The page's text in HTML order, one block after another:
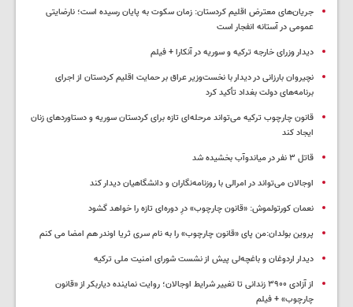
جریان‌های معترض اقلیم کردستان: زمان سکوت به پایان رسیده است؛ نارضایتی
عمومی در آستانه انفجار است
دیدار وزرای خارجه ترکیه و سوریه در آنکارا + فیلم
نچیروان بارزانی در دیدار با نخست‌وزیر عراق بر حمایت اقلیم کردستان از اجرای
برنامه‌های دولت بغداد تأکید کرد
قانون چارچوب ترکیه می‌تواند مرحله‌ای تازه برای کردستان سوریه و دستاوردهای زنان
ایجاد کند
قاتل ٣ نفر در میاندوآب بخشیده شد
اوجالان می‌تواند در امرالی با روزنامه‌نگاران و دانشگاهیان دیدار کند
نعمان کورتولموش: «قانون چارچوب» درِ دوره‌ای تازه را خواهد گشود
پروین بولدان:من پای «قانون چارچوب» را به نام سری ثریا اوندر هم امضا می کنم
دیدار اردوغان و باغچه‌لی پیش از نشست شورای امنیت ملی ترکیه
از آزادی ۳۹۰۰ زندانی تا تغییر شرایط اوجالان؛ روایت نماینده دیاربکر از «قانون
چارچوب» + فیلم